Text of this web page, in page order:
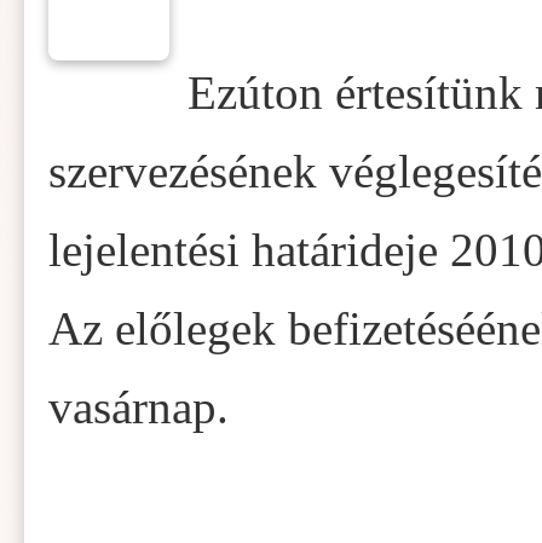
Ezúton értesítünk
szervezésének
lejelentési határideje
Az előlegek
vasárnap.